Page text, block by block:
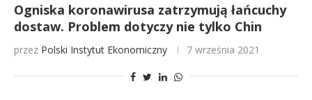
Ogniska koronawirusa zatrzymują łańcuchy
dostaw. Problem dotyczy nie tylko Chin
przez Polski Instytut Ekonomiczny 7 września 2021